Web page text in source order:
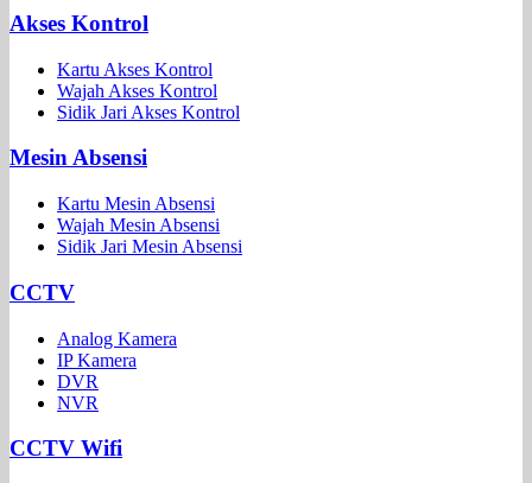
Akses Kontrol
Kartu Akses Kontrol
Wajah Akses Kontrol
Sidik Jari Akses Kontrol
Mesin Absensi
Kartu Mesin Absensi
Wajah Mesin Absensi
Sidik Jari Mesin Absensi
CCTV
Analog Kamera
IP Kamera
DVR
NVR
CCTV Wifi